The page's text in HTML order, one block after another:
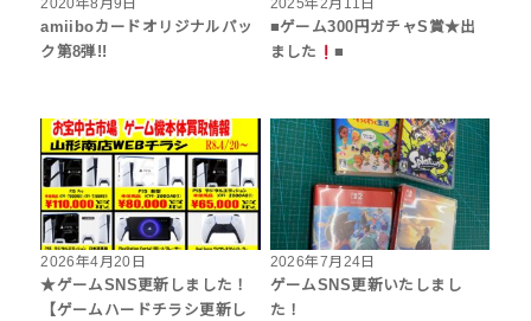
2020年8月9日
amiiboカードオリジナルパッ
ク第8弾!!
2025年2月11日
■ゲーム300円ガチャS賞★出
ました
■
2026年4月20日
★ゲームSNS更新しました！
【ゲームハードチラシ更新し
2026年7月24日
ゲームSNS更新いたしまし
た！